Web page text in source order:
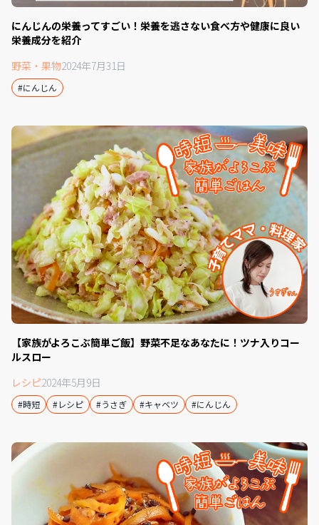
にんじんの栄養ってすごい！栄養を逃さない食べ方や健康に良い
栄養成分を紹介
野菜・果物2024年7月31日
#にんじん
【家族がよろこぶ簡単ご飯】野菜不足なあなたに！ツナ入りコー
ルスロー
レシピ2024年5月9日
#時短 #レシピ #うさぎ #キャベツ #にんじん